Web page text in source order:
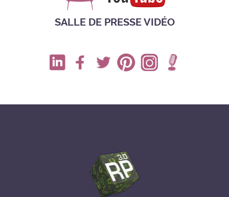
SALLE DE PRESSE VIDÉO